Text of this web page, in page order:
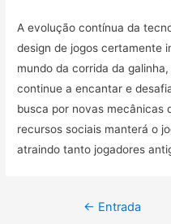
A evolução contínua da
design de jogos certamente
mundo da corrida da
continue a encantar e
busca por novas mecânicas
recursos sociais manterá o
atraindo tanto jogadores
Navegación
← Entrada